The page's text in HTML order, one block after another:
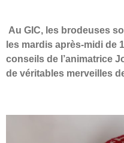
Au GIC, les brodeuses
les mardis après-midi de
conseils de l’animatrice
de véritables merveilles